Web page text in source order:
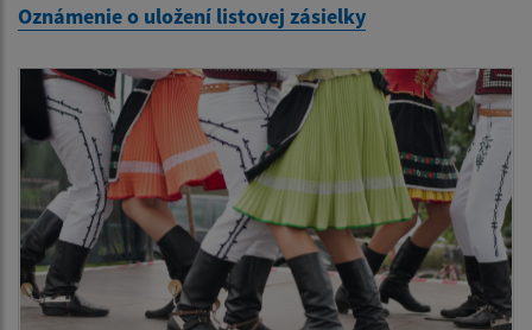
Oznámenie o uložení listovej zásielky